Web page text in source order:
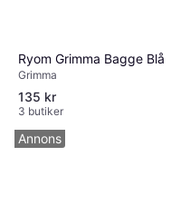
Ryom Grimma Bagge Blå
Grimma
135 kr
3 butiker
Annons